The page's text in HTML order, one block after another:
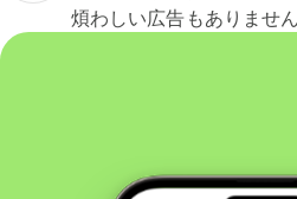
煩わしい広告もありません